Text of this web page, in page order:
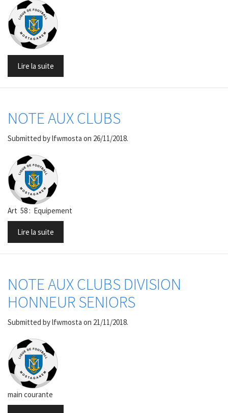
Lire la suite
NOTE AUX CLUBS
Submitted bylfwmosta on 26/11/2018.
Art 58 : Equipement
Lire la suite
NOTE AUX CLUBS DIVISION
HONNEUR SENIORS
Submitted bylfwmosta on 21/11/2018.
main courante